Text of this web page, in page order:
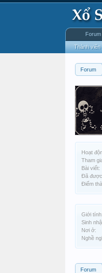
Forum
Hoạt
Tham
Bài viết:
Đã
Điểm
Giới tính:
Sinh
Nơi ở:
Nghề
Forum
Forum
Thành viên